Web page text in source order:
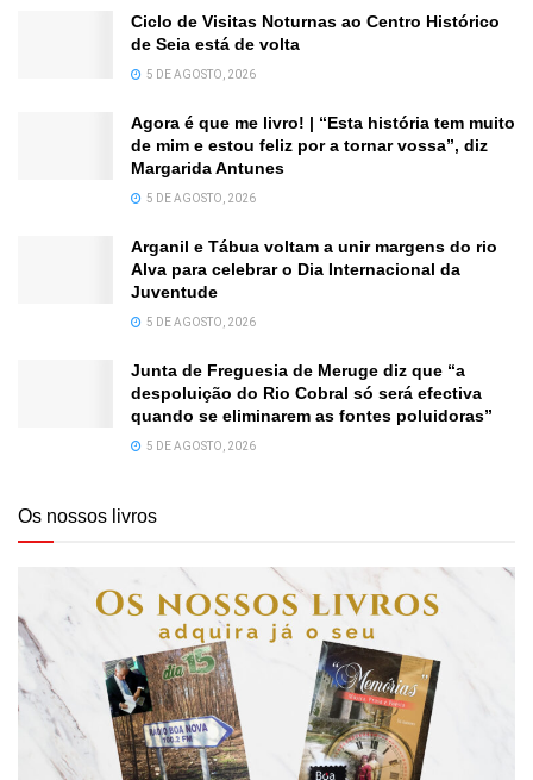
Ciclo de Visitas Noturnas ao Centro Histórico
de Seia está de volta
5 DE AGOSTO, 2026
Agora é que me livro! | “Esta história tem muito
de mim e estou feliz por a tornar vossa”, diz
Margarida Antunes
5 DE AGOSTO, 2026
Arganil e Tábua voltam a unir margens do rio
Alva para celebrar o Dia Internacional da
Juventude
5 DE AGOSTO, 2026
Junta de Freguesia de Meruge diz que “a
despoluição do Rio Cobral só será efectiva
quando se eliminarem as fontes poluidoras”
5 DE AGOSTO, 2026
Os nossos livros